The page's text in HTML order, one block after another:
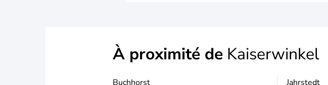
À proximité de Kaiserwinkel
Buchhorst Jahrstedt